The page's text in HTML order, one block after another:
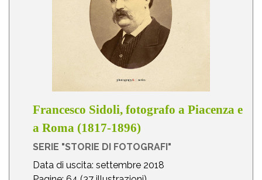
Francesco Sidoli, fotografo a Piacenza e
a Roma (1817-1896)
SERIE "STORIE DI FOTOGRAFI"
Data di uscita: settembre 2018